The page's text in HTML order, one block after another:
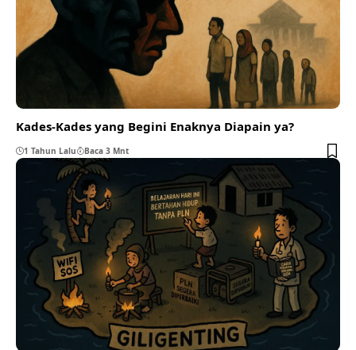
Kades-Kades yang Begini Enaknya Diapain ya?
1 Tahun Lalu Baca 3 Mnt